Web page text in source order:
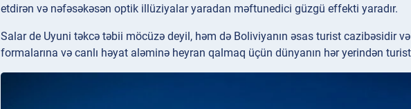
etdirən və nəfəsəkəsən optik illüziyalar yaradan məftunedici güzgü effekti yaradır.
Salar de Uyuni təkcə təbii möcüzə deyil, həm də Boliviyanın əsas turist cazibəsidir
formalarına və canlı həyat aləminə heyran qalmaq üçün dünyanın hər yerindən